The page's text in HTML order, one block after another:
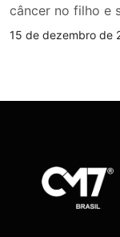
câncer no filho e
15 de dezembro de